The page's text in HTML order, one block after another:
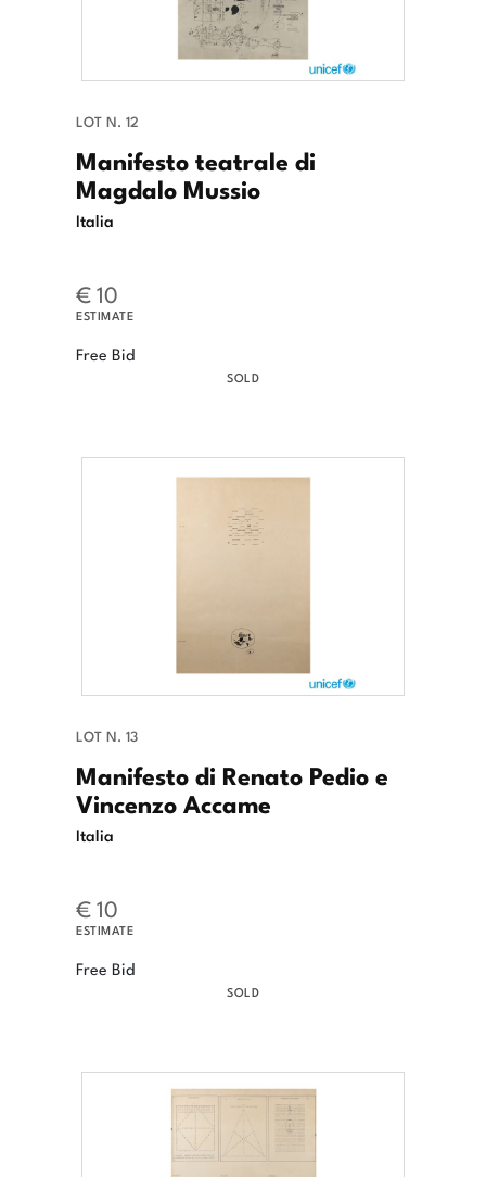
LOT N. 12
Manifesto teatrale di
Magdalo Mussio
Italia
€ 10
ESTIMATE
Free Bid
SOLD
LOT N. 13
Manifesto di Renato Pedio e
Vincenzo Accame
Italia
€ 10
ESTIMATE
Free Bid
SOLD